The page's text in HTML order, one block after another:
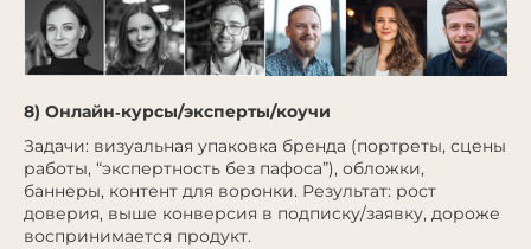
8) Онлайн‑курсы/эксперты/коучи
Задачи: визуальная упаковка бренда (портреты, сцены
работы, “экспертность без пафоса”), обложки,
баннеры, контент для воронки. Результат: рост
доверия, выше конверсия в подписку/заявку, дороже
воспринимается продукт.